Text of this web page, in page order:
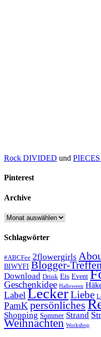
Rock DIVIDED und
Pinterest
Archive
Archive
Schlagwörter
#ABCFee 2flowergirls
BIWYFI Blogger-
Download Drink Eis Event
Geschenkidee Halloween
LabelLeckerLiebe
PamKpersönliches
Shopping Sommer Strand
Weihnachten Workshop